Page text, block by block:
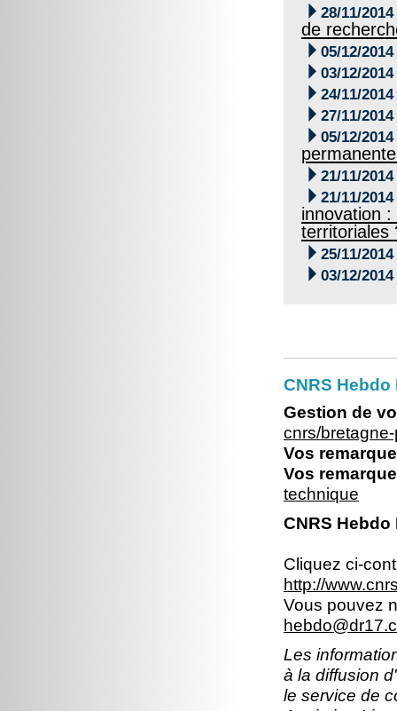
 28/11/2014
de
 05/12/2014
 03/12/2014
 24/11/2014
 27/11/2014
 05/12/2014
 21/11/2014
 21/11/2014
innovation
territoriales
 25/11/2014
 03/12/2014
CNRS
Gestion de
cnrs/
Vos
Vos
technique
CNRS
Cliquez ci-
http://
Vous pouvez
Les
à la diffusion
le service de